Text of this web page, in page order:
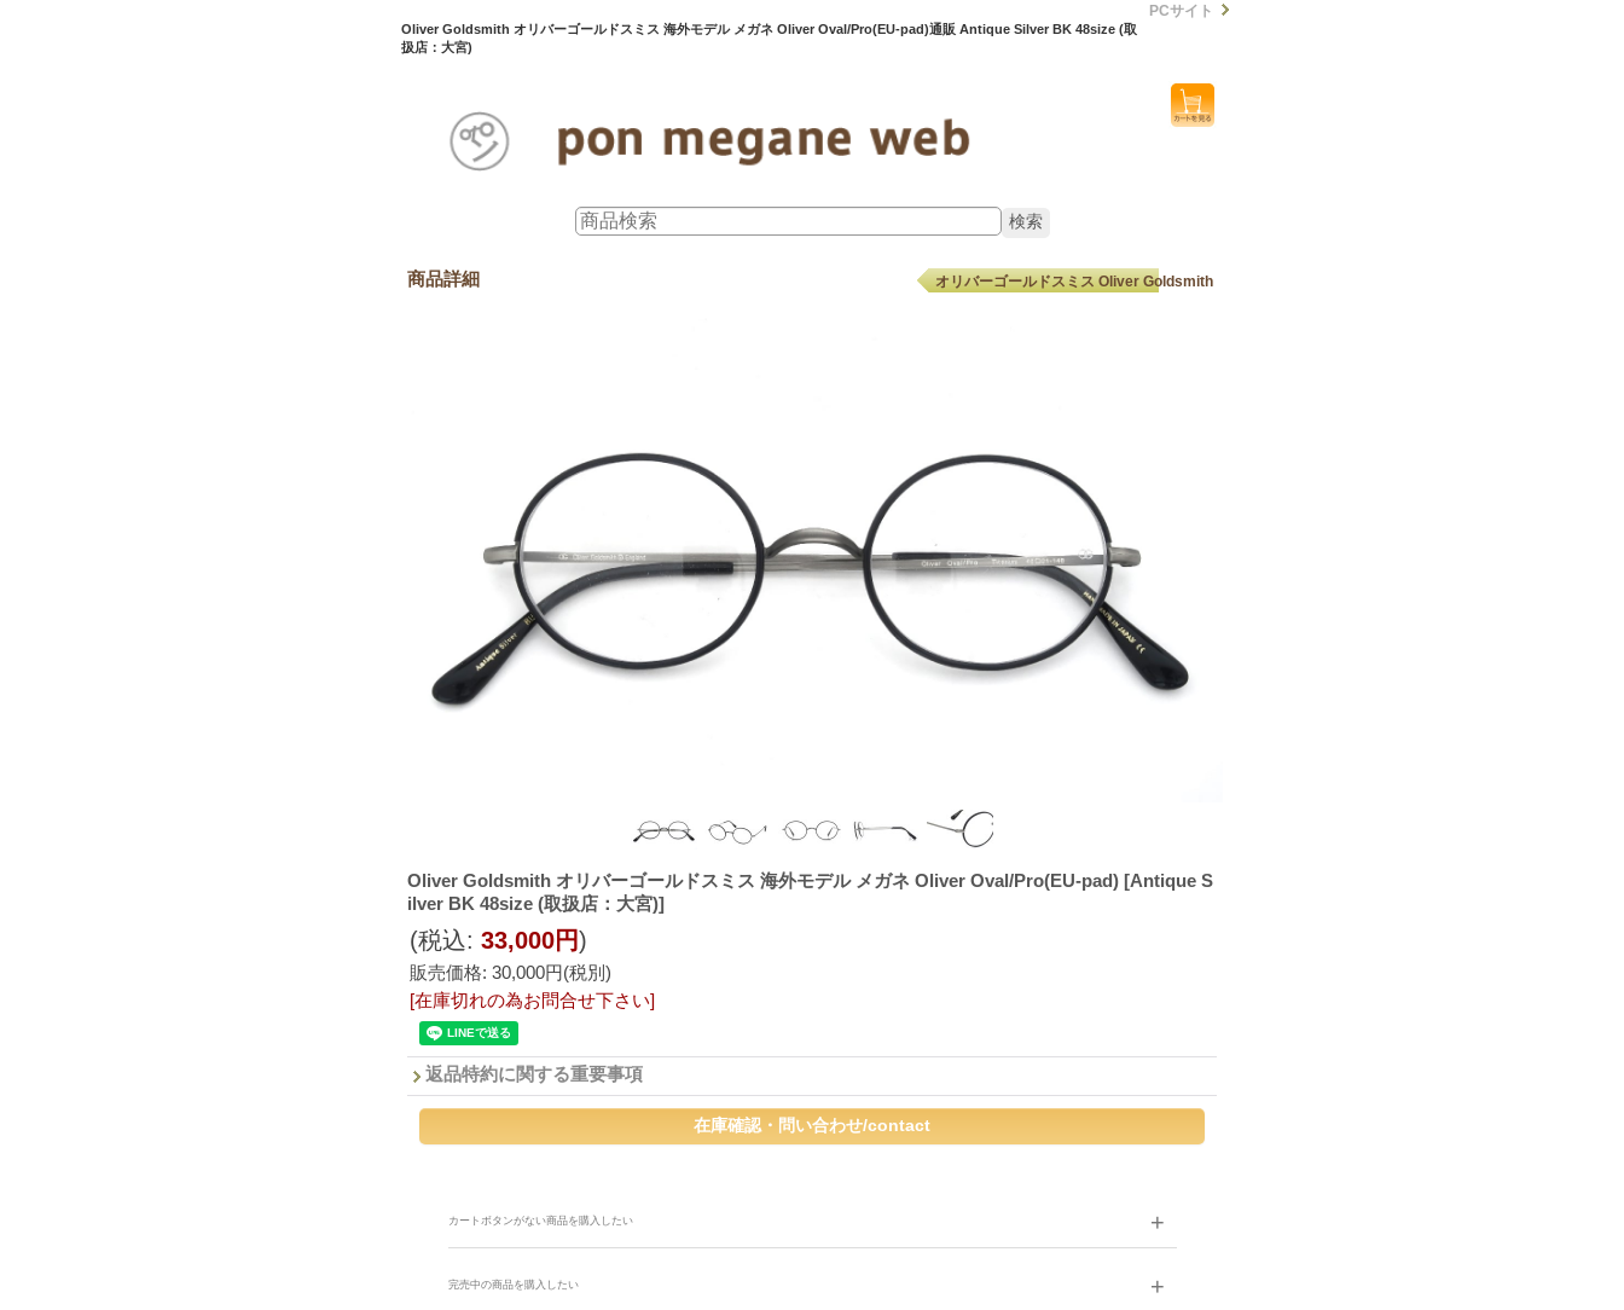
Oliver Goldsmith オリバーゴールドスミス 海外モデル メガネ Oliver Oval/Pro(EU-pad)通販 Antique Silver BK 48size (取
扱店：大宮)
PCサイト
商品詳細 オリバーゴールドスミス Oliver Goldsmith
Oliver Goldsmith オリバーゴールドスミス 海外モデル メガネ Oliver Oval/Pro(EU-pad) [Antique S
ilver BK 48size (取扱店：大宮)]
販売価格: 30,000円(税別)
(税込: 33,000円)
[在庫切れの為お問合せ下さい]
返品特約に関する重要事項
カートボタンがない商品を購入したい
完売中の商品を購入したい